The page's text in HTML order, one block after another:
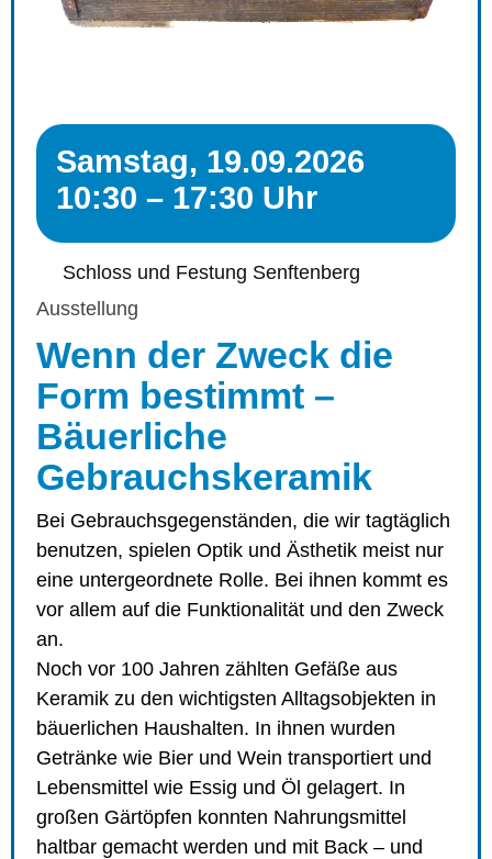
Samstag, 19.09.2026
10:30 – 17:30 Uhr
Schloss und Festung Senftenberg
Ausstellung
Wenn der Zweck die
Form bestimmt –
Bäuerliche
Gebrauchskeramik
Bei Gebrauchsgegenständen, die wir tagtäglich
benutzen, spielen Optik und Ästhetik meist nur
eine untergeordnete Rolle. Bei ihnen kommt es
vor allem auf die Funktionalität und den Zweck
an.
Noch vor 100 Jahren zählten Gefäße aus
Keramik zu den wichtigsten Alltagsobjekten in
bäuerlichen Haushalten. In ihnen wurden
Getränke wie Bier und Wein transportiert und
Lebensmittel wie Essig und Öl gelagert. In
großen Gärtöpfen konnten Nahrungsmittel
haltbar gemacht werden und mit Back – und